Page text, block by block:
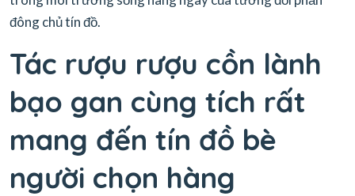
đông chủ tín đồ.
Tác rượu rượu cồn lành
bạo gan cùng tích rất
mang đến tín đồ bè
người chọn hàng